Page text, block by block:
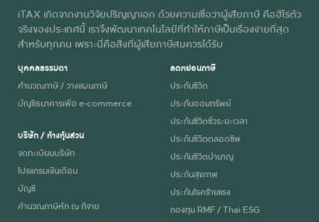
iTAX เกิดจากงานวิจัยปริญญาเอก ด้วยความเชื่อว่าผู้เสียภาษี คือฮีโร่ตัว
จริงของประเทศนี้ เราจึงพัฒนาเทคโนโลยีที่ทำให้ภาษีเป็นเรื่องง่ายที่สุด
สำหรับทุกคน เพราะนี่คือสิ่งที่ผู้เสียภาษีสมควรได้รับ
บุคคลธรรมดา
คำนวณภาษี / วางแผนภาษี
บัญชีธนาคารเพื่อ e-commerce
บริษัท / ห้างหุ้นส่วน
จดทะเบียนบริษัท
โปรแกรมเงินเดือน
บัญชี
คำนวณภาษีหัก ณ ที่จ่าย
ลดหย่อนภาษี
ประกันชีวิต
ประกันออมทรัพย์
ประกันชีวิตชั่วระยะเวลา
ประกันชีวิตตลอดชีพ
ประกันชีวิตบำนาญ
ประกันสุขภาพ
ประกันโรคร้ายแรง
กองทุน RMF / Thai ESG